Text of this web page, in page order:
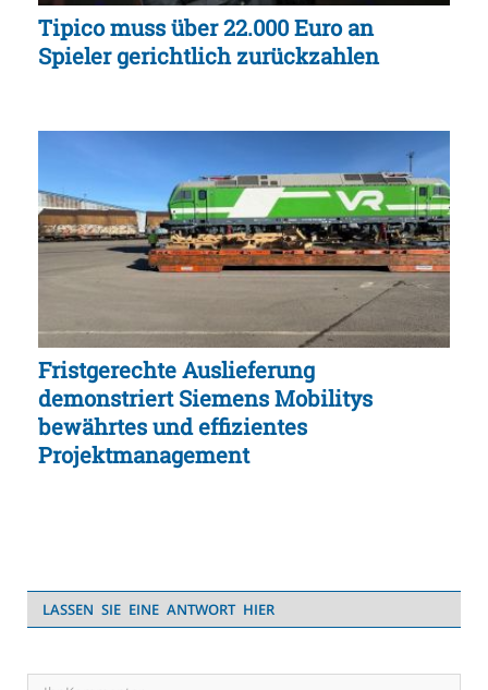
Tipico muss über 22.000 Euro an
Spieler gerichtlich zurückzahlen
Fristgerechte Auslieferung
demonstriert Siemens Mobilitys
bewährtes und effizientes
Projektmanagement
LASSEN SIE EINE ANTWORT HIER